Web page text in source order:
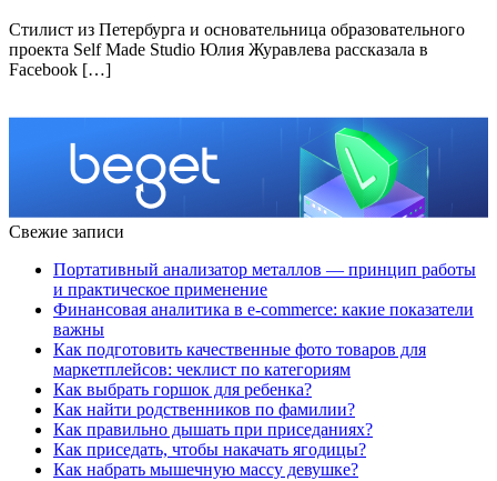
Стилист из Петербурга и основательница образовательного
проекта Self Made Studio Юлия Журавлева рассказала в
Facebook […]
Свежие записи
Портативный анализатор металлов — принцип работы
и практическое применение
Финансовая аналитика в e-commerce: какие показатели
важны
Как подготовить качественные фото товаров для
маркетплейсов: чеклист по категориям
Как выбрать горшок для ребенка?
Как найти родственников по фамилии?
Как правильно дышать при приседаниях?
Как приседать, чтобы накачать ягодицы?
Как набрать мышечную массу девушке?